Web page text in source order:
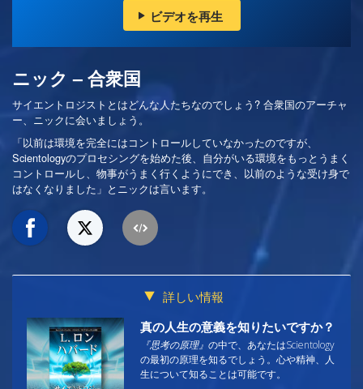
ビデオを再生
ニック – 合衆国
サイエントロジストとはどんな人たちなのでしょう? 合衆国のアーチャ
ー、ニックに会いましょう。
「以前は環境を完全にはコントロールしていなかったのですが、
Scientologyのプロセシングを始めた後、自分がいる環境をもっとうまく
コントロールし、物事がうまく行くようにでき、以前のような受け身で
はなくなりました」とニックは言います。
詳しい情報
真の人生の意義を知りたいですか？
『思考の原理』 の中で、あなたはScientology
の最初の原理を知るでしょう。心や精神、人
生について知ることは可能です。